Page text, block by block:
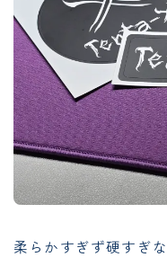
柔らかすぎず硬すぎ